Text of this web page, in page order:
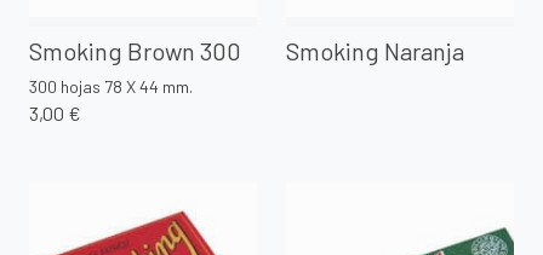
Smoking Brown 300
300 hojas 78 X 44 mm.
3,00 €
Smoking Naranja